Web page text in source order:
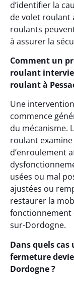
d’identifier la
de volet roulant
roulants
à assurer la
Comment un
roulant
roulant à
Une
commence
du mécanisme.
roulant
d’enroulement
usées ou mal
ajustées ou
restaurer la
fonctionnement
sur-Dordogne.
Dans quels cas
fermeture
Dordogne ?